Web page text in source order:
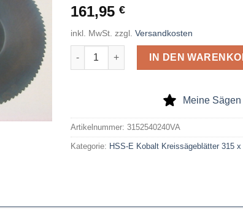
161,95 €
inkl. MwSt. zzgl. Versandkosten
HSS-E-Kobalt-Kreissägeblatt 315 x 2,5 x
IN DEN
Meine
Artikelnummer: 3152540240VA
Kategorie: HSS-E Kobalt Kreissägeblätter 315